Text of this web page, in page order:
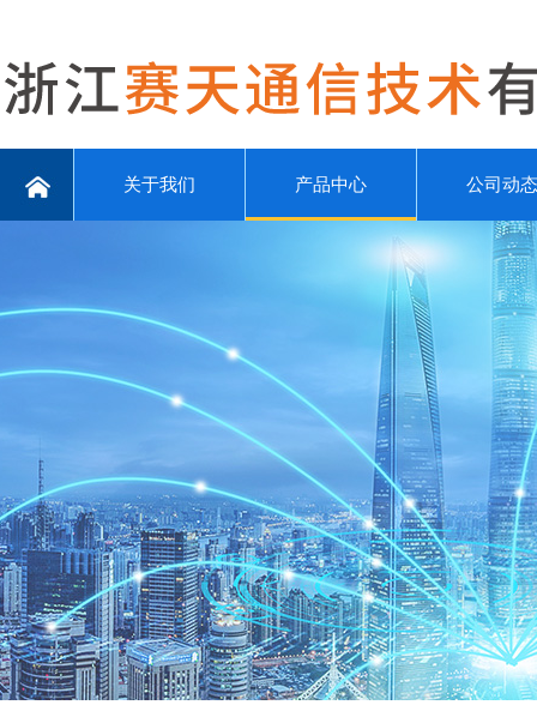
关于我们 产品中心 公司动态